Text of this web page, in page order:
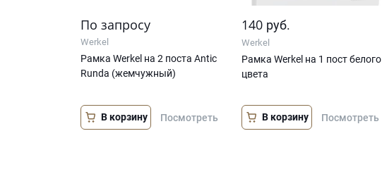
По запросу
Werkel
Рамка Werkel на 2 поста Antic
Runda (жемчужный)
В корзину Посмотреть
140 руб.
Werkel
Рамка Werkel на 1 пост белого
цвета
В корзину Посмотреть